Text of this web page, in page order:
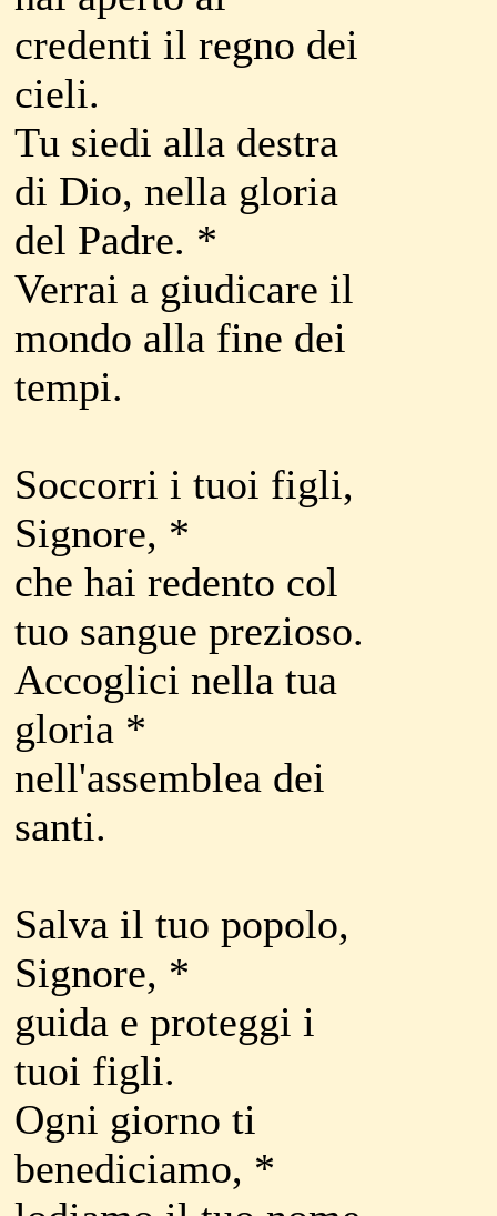
credenti il regno dei
cieli.
Tu siedi alla destra
di Dio, nella gloria
del Padre. *
Verrai a giudicare il
mondo alla fine dei
tempi.
Soccorri i tuoi figli,
Signore, *
che hai redento col
tuo sangue prezioso.
Accoglici nella tua
gloria *
nell'assemblea dei
santi.
Salva il tuo popolo,
Signore, *
guida e proteggi i
tuoi figli.
Ogni giorno ti
benediciamo, *